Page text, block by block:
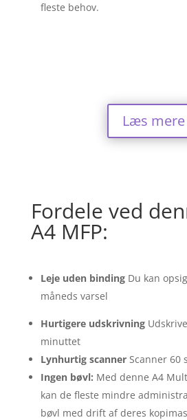
fleste behov.
Læs mere
Fordele ved
A4 MFP:
Leje uden bindingDu kan
måneds varsel
Hurtigere udskrivning
minuttet
Lynhurtig scanner Scanner 60
Ingen bøvl: Med denne A4
kan de fleste mindre
bøvl med drift af deres